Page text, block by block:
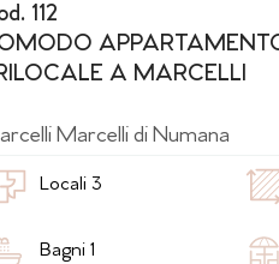
112
A MARCELLI
Marcelli di Numana
Locali 3
Bagni 1